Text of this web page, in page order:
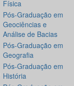
Física
Pós-Graduação em
Geociências e
Análise de Bacias
Pós-Graduação em
Geografia
Pós-Graduação em
História